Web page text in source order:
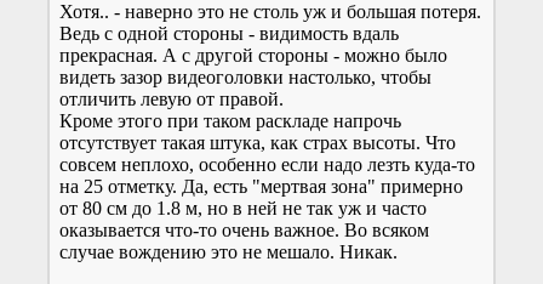
Хотя.. - наверно это не столь уж и большая потеря.
Ведь с одной стороны - видимость вдаль
прекрасная. А с другой стороны - можно было
видеть зазор видеоголовки настолько, чтобы
отличить левую от правой.
Кроме этого при таком раскладе напрочь
отсутствует такая штука, как страх высоты. Что
совсем неплохо, особенно если надо лезть куда-то
на 25 отметку. Да, есть "мертвая зона" примерно
от 80 см до 1.8 м, но в ней не так уж и часто
оказывается что-то очень важное. Во всяком
случае вождению это не мешало. Никак.